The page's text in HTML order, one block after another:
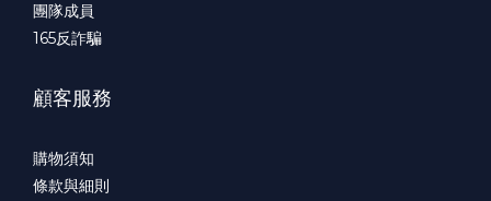
團隊成員
165反詐騙
顧客服務
購物須知
條款與細則